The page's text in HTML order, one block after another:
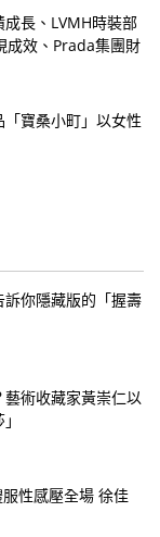
成長、LVMH時裝部
成效、Prada集團財
寶桑小町」以女性
你隱藏版的「握壽
術收藏家黃崇仁以
服性感壓全場 徐佳